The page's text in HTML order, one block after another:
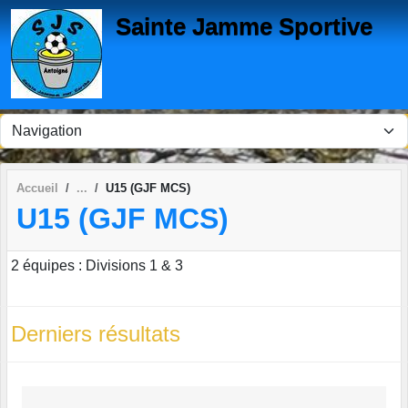
Sainte Jamme Sportive
Accueil U15 (GJF MCS)
U15 (GJF MCS)
2 équipes : Divisions 1 & 3
Derniers résultats
Panneau de gestion des cookies